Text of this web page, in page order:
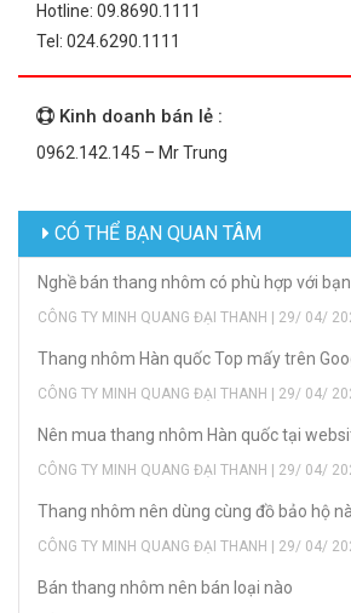
Hotline: 09.8690.1111
Tel: 024.6290.1111
Kinh doanh bán lẻ :
0962.142.145 – Mr Trung
CÓ THỂ BẠN QUAN TÂM
Nghề bán thang nhôm có phù hợp với
CÔNG TY MINH QUANG ĐẠI THANH | 29/ 04/
Thang nhôm Hàn quốc Top mấy trên
CÔNG TY MINH QUANG ĐẠI THANH | 29/ 04/
Nên mua thang nhôm Hàn quốc tại
CÔNG TY MINH QUANG ĐẠI THANH | 29/ 04/
Thang nhôm nên dùng cùng đồ bảo hộ
CÔNG TY MINH QUANG ĐẠI THANH | 29/ 04/
Bán thang nhôm nên bán loại nào